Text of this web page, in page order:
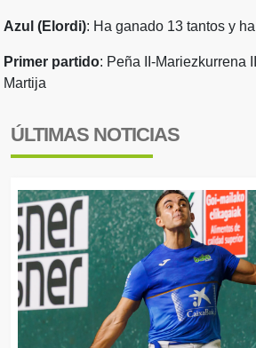
Azul (Elordi): Ha ganado 13 tantos y
Primer partido: Peña II-Mariezkurrena
Martija
ÚLTIMAS NOTICIAS